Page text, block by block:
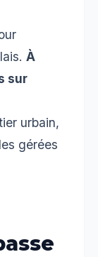
À
sur
urbain,
gérées